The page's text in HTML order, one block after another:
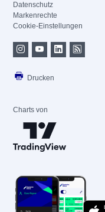
Datenschutz
Markenrechte
Cookie-Einstellungen
Drucken
Charts von